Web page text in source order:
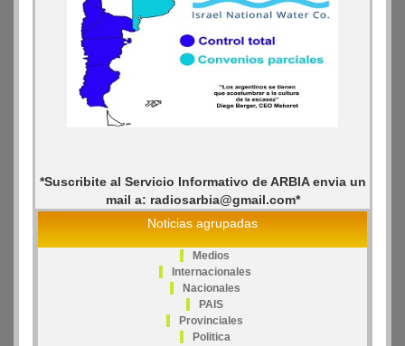
*Suscribite al Servicio Informativo de ARBIA envia un
mail a: radiosarbia@gmail.com*
Noticias agrupadas
Medios
Internacionales
Nacionales
PAIS
Provinciales
Politica